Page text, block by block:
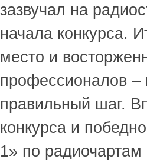
зазвучал на
начала конкурса.
место и
профессионалов –
правильный шаг.
конкурса и
1» по